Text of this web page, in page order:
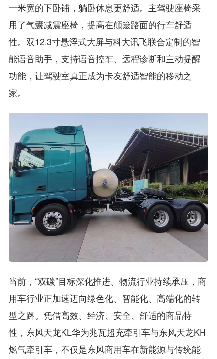
一米宽的下卧铺，躺卧休息更舒适。主驾驶座椅采
用了气囊减震座椅，提高在颠簸路面的行车舒适
性。双12.3寸悬浮式大屏与科大讯飞联合定制的智
能语音助手，支持语音控车、远程诊断和主动提醒
功能，让驾驶室真正成为卡友舒适智能的移动之
家。
当前，“双碳”目标深化推进、物流行业持续承压，商
用车行业正加速迈向绿色化、智能化、高端化的转
型之路。凭借高效、经济、安全、舒适的商品特
性，东风天龙KL华为兆瓦超充牵引车与东风天龙KH
燃气牵引车，不仅是东风商用车在新能源与传统能